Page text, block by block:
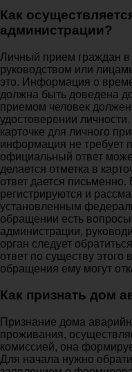
Как
администрации?
Личный прием граждан в
руководством или
это. Информация о
должна быть доведена
приемом человек
удостоверении
карточке для личного
информация не требует
официальный ответ
делается отметка в
ответ дается
регистрируются и
установленным
обращении есть
администрации,
орган следует
ответ по существу этого
обращения ему могут
Как признать дом
Признание дома
проживания,
комиссией, она
Для начала нужно